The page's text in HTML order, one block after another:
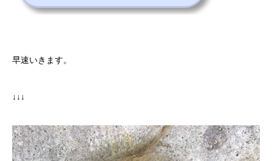
早速いきます。
↓↓↓